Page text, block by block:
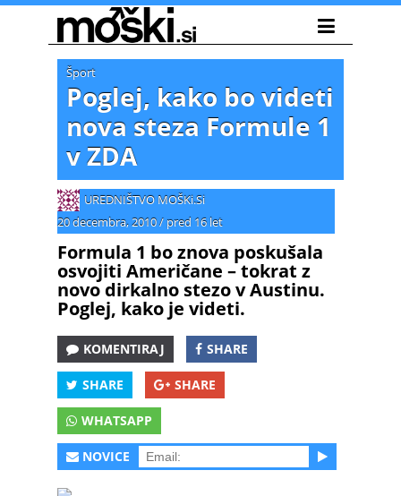
Šport
Poglej, kako bo videti
nova steza Formule 1
v ZDA
UREDNIŠTVO MOŠKi.Si
20 decembra, 2010/ pred 16 let
Formula 1 bo znova poskušala
osvojiti Američane – tokrat z
novo dirkalno stezo v Austinu.
Poglej, kako je videti.
KOMENTIRAJ SHARE
SHARE SHARE
WHATSAPP
NOVICE